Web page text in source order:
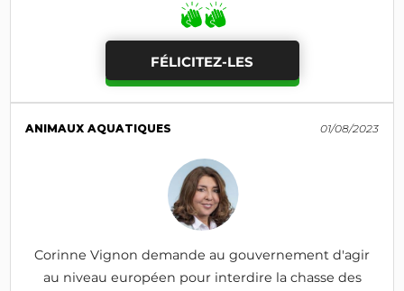
FÉLICITEZ-LES
ANIMAUX AQUATIQUES 01/08/2023
Corinne Vignon demande au gouvernement d'agir
au niveau européen pour interdire la chasse des